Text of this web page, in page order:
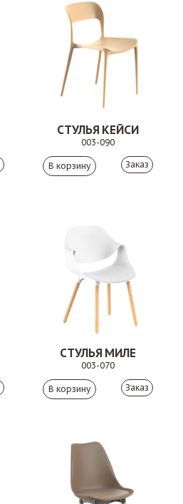
СТУЛЬЯ КЕЙСИ
003-090
Заказ
СТУЛЬЯ МИЛЕ
003-070
Заказ